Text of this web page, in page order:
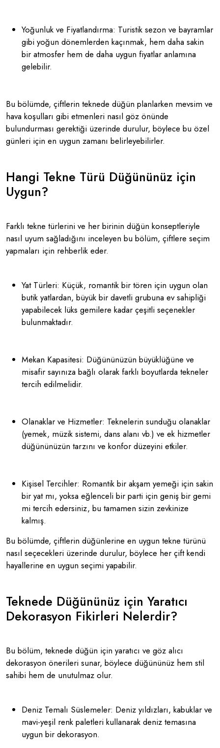
Yoğunluk ve Fiyatlandırma: Turistik sezon ve bayramlar
gibi yoğun dönemlerden kaçınmak, hem daha sakin
bir atmosfer hem de daha uygun fiyatlar anlamına
gelebilir.
Bu bölümde, çiftlerin teknede düğün planlarken mevsim ve
hava koşulları gibi etmenleri nasıl göz önünde
bulundurması gerektiği üzerinde durulur, böylece bu özel
günleri için en uygun zamanı belirleyebilirler.
Hangi Tekne Türü Düğününüz için
Uygun?
Farklı tekne türlerini ve her birinin düğün konseptleriyle
nasıl uyum sağladığını inceleyen bu bölüm, çiftlere seçim
yapmaları için rehberlik eder.
Yat Türleri: Küçük, romantik bir tören için uygun olan
butik yatlardan, büyük bir davetli grubuna ev sahipliği
yapabilecek lüks gemilere kadar çeşitli seçenekler
bulunmaktadır.
Mekan Kapasitesi: Düğününüzün büyüklüğüne ve
misafir sayınıza bağlı olarak farklı boyutlarda tekneler
tercih edilmelidir.
Olanaklar ve Hizmetler: Teknelerin sunduğu olanaklar
(yemek, müzik sistemi, dans alanı vb.) ve ek hizmetler
düğününüzün tarzını ve konfor düzeyini etkiler.
Kişisel Tercihler: Romantik bir akşam yemeği için sakin
bir yat mı, yoksa eğlenceli bir parti için geniş bir gemi
mi tercih edersiniz, bu tamamen sizin zevkinize
kalmış.
Bu bölümde, çiftlerin düğünlerine en uygun tekne türünü
nasıl seçecekleri üzerinde durulur, böylece her çift kendi
hayallerine en uygun seçimi yapabilir.
Teknede Düğününüz için Yaratıcı
Dekorasyon Fikirleri Nelerdir?
Bu bölüm, teknede düğün için yaratıcı ve göz alıcı
dekorasyon önerileri sunar, böylece düğününüz hem stil
sahibi hem de unutulmaz olur.
Deniz Temalı Süslemeler: Deniz yıldızları, kabuklar ve
mavi-yeşil renk paletleri kullanarak deniz temasına
uygun bir dekorasyon.